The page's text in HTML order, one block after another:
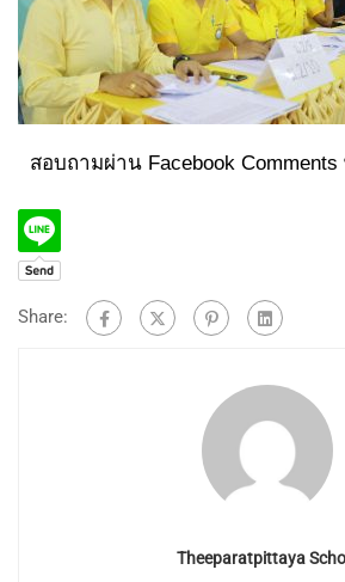
สอบถามผ่าน Facebook
Share:
Theeparatpittaya